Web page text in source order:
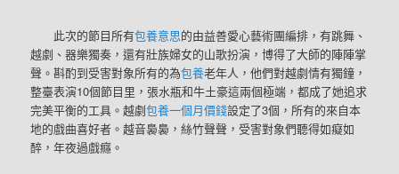
此次的節目所有包養意思的由益善愛心藝術團編排，有跳舞、
越劇、器樂獨奏，還有壯族婦女的山歌扮演，博得了大師的陣陣掌
聲。斟酌到受害對象所有的為包養老年人，他們對越劇情有獨鐘，
整臺表演10個節目里，張水瓶和牛土豪這兩個極端，都成了她追求
完美平衡的工具。越劇包養一個月價錢設定了3個，所有的來自本
地的戲曲喜好者。越音裊裊，絲竹聲聲，受害對象們聽得如癡如
醉，年夜過戲癮。